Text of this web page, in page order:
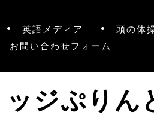
英語メディア 頭の体
お問い合わせフォーム
ジぷりん